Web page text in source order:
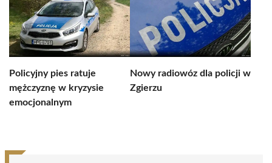
Policyjny pies ratuje
mężczyznę w kryzysie
emocjonalnym
Nowy radiowóz dla policji w
Zgierzu